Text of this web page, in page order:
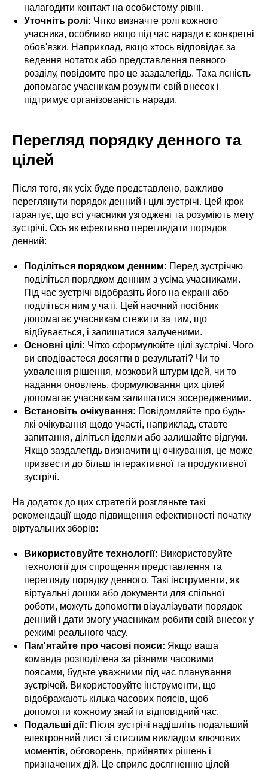
налагодити контакт на особистому рівні.
Уточніть ролі: Чітко визначте ролі кожного
учасника, особливо якщо під час наради є конкретні
обов'язки. Наприклад, якщо хтось відповідає за
ведення нотаток або представлення певного
розділу, повідомте про це заздалегідь. Така ясність
допомагає учасникам розуміти свій внесок і
підтримує організованість наради.
Перегляд порядку денного та
цілей
Після того, як усіх буде представлено, важливо
переглянути порядок денний і цілі зустрічі. Цей крок
гарантує, що всі учасники узгоджені та розуміють мету
зустрічі. Ось як ефективно переглядати порядок
денний:
Поділіться порядком денним: Перед зустріччю
поділіться порядком денним з усіма учасниками.
Під час зустрічі відобразіть його на екрані або
поділіться ним у чаті. Цей наочний посібник
допомагає учасникам стежити за тим, що
відбувається, і залишатися залученими.
Основні цілі: Чітко сформулюйте цілі зустрічі. Чого
ви сподіваєтеся досягти в результаті? Чи то
ухвалення рішення, мозковий штурм ідей, чи то
надання оновлень, формулювання цих цілей
допомагає учасникам залишатися зосередженими.
Встановіть очікування: Повідомляйте про будь-
які очікування щодо участі, наприклад, ставте
запитання, діліться ідеями або залишайте відгуки.
Якщо заздалегідь визначити ці очікування, це може
призвести до більш інтерактивної та продуктивної
зустрічі.
На додаток до цих стратегій розгляньте такі
рекомендації щодо підвищення ефективності початку
віртуальних зборів:
Використовуйте технології: Використовуйте
технології для спрощення представлення та
перегляду порядку денного. Такі інструменти, як
віртуальні дошки або документи для спільної
роботи, можуть допомогти візуалізувати порядок
денний і дати змогу учасникам робити свій внесок у
режимі реального часу.
Пам'ятайте про часові пояси: Якщо ваша
команда розподілена за різними часовими
поясами, будьте уважними під час планування
зустрічей. Використовуйте інструменти, що
відображають кілька часових поясів, щоб
допомогти кожному знайти відповідний час.
Подальші дії: Після зустрічі надішліть подальший
електронний лист зі стислим викладом ключових
моментів, обговорень, прийнятих рішень і
призначених дій. Це сприяє досягненню цілей